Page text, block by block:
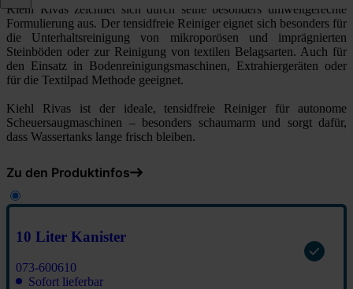
Kiehl Rivas zeichnet sich durch seine besonders umweltgerechte
Formulierung aus. Der tensidfreie Reiniger eignet sich besonders für
die Unterhaltsreinigung von mikroporösen und imprägnierten
Steinböden oder zur Reinigung von textilen Belagsarten. Auch für
den Einsatz in Bodenreinigungsmaschinen, Extrahiergeräten oder
für die Textilpad Methode geeignet.
Kiehl Rivas ist der ideale, tensidfreie Reiniger für autonome
Scheuersaugmaschinen – besonders schaumarm und sorgt dafür,
dass Wassertanks lange frisch bleiben.
Zu den Produktinfos
10 Liter Kanister
073-600610
Sofort lieferbar